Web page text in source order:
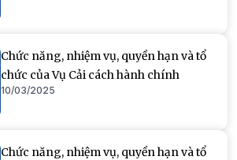
Chức năng, nhiệm vụ, quyền hạn và tổ
chức của Vụ Cải cách hành chính
10/03/2025
Chức năng, nhiệm vụ, quyền hạn và tổ